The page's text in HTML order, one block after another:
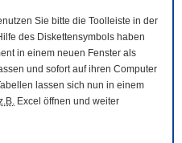
Sie bitte die Tool leiste in der
des Diskettensymbols haben
in einem neuen Fenster als
und sofort auf ihren Computer
lassen sich nun in einem
Excel öffnen und weiter